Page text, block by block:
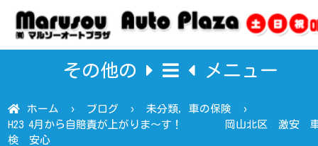
その他の メニュー
ホーム ブログ 未分類, 車の保険
H23 4月から自賠責が上がりま～す！ 岡山北区 激安
検 安心